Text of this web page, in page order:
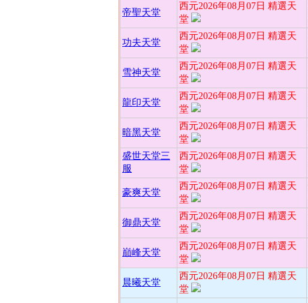
帝聖天堂
西元2026年08月07日 精選天
堂
功夫天堂
西元2026年08月07日 精選天
堂
雪神天堂
西元2026年08月07日 精選天
堂
龍印天堂
西元2026年08月07日 精選天
堂
暗黑天堂
西元2026年08月07日 精選天
堂
盛世天堂三
服
西元2026年08月07日 精選天
堂
豪爽天堂
西元2026年08月07日 精選天
堂
御鼎天堂
西元2026年08月07日 精選天
堂
巔峰天堂
西元2026年08月07日 精選天
堂
晨曦天堂
西元2026年08月07日 精選天
堂